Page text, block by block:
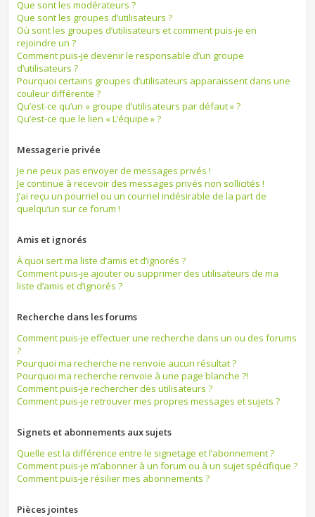
Que sont les modérateurs ?
Que sont les groupes d’utilisateurs ?
Où sont les groupes d’utilisateurs et comment puis-je en
rejoindre un ?
Comment puis-je devenir le responsable d’un groupe
d’utilisateurs ?
Pourquoi certains groupes d’utilisateurs apparaissent dans une
couleur différente ?
Qu’est-ce qu’un « groupe d’utilisateurs par défaut » ?
Qu’est-ce que le lien « L’équipe » ?
Messagerie privée
Je ne peux pas envoyer de messages privés !
Je continue à recevoir des messages privés non sollicités !
J’ai reçu un pourriel ou un courriel indésirable de la part de
quelqu’un sur ce forum !
Amis et ignorés
À quoi sert ma liste d’amis et d’ignorés ?
Comment puis-je ajouter ou supprimer des utilisateurs de ma
liste d’amis et d’ignorés ?
Recherche dans les forums
Comment puis-je effectuer une recherche dans un ou des forums
?
Pourquoi ma recherche ne renvoie aucun résultat ?
Pourquoi ma recherche renvoie à une page blanche ?!
Comment puis-je rechercher des utilisateurs ?
Comment puis-je retrouver mes propres messages et sujets ?
Signets et abonnements aux sujets
Quelle est la différence entre le signetage et l’abonnement ?
Comment puis-je m’abonner à un forum ou à un sujet spécifique ?
Comment puis-je résilier mes abonnements ?
Pièces jointes